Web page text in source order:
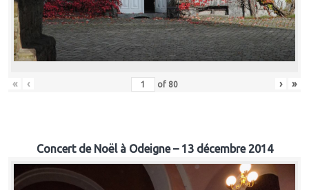
« ‹ of 80 › »
Concert de Noël à Odeigne – 13 décembre 2014